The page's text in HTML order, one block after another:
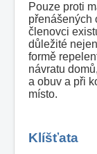
Pouze proti
přenášených
členovci
důležité
formě
návratu
a obuv a při
místo.
Klíšťata